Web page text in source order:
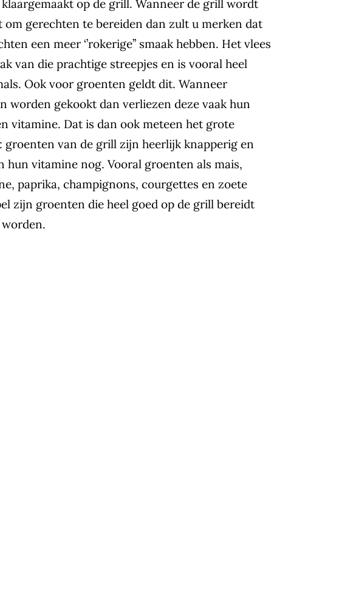
op de grill. Wanneer de grill wordt
om gerechten te bereiden dan zult u merken dat
een meer ‘’rokerige’’ smaak hebben. Het vlees
van die prachtige streepjes en is vooral heel
Ook voor groenten geldt dit. Wanneer
worden gekookt dan verliezen deze vaak hun
vitamine. Dat is dan ook meteen het grote
groenten van de grill zijn heerlijk knapperig en
hun vitamine nog. Vooral groenten als mais,
paprika, champignons, courgettes en zoete
zijn groenten die heel goed op de grill bereidt